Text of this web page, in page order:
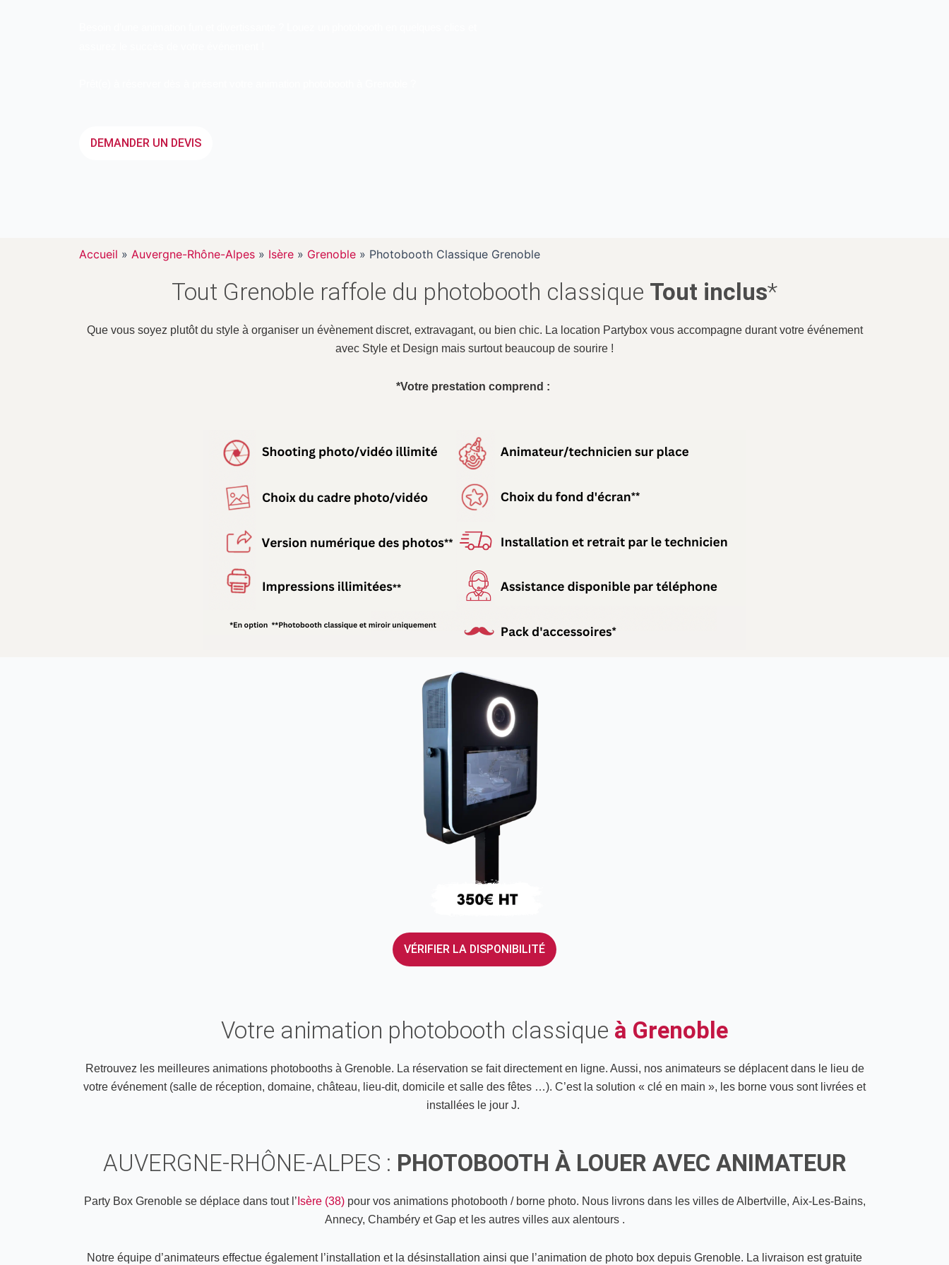
DEMANDER UN DEVIS
Accueil » Auvergne-Rhône-Alpes » Isère » Grenoble » Photobooth Classique Grenoble
Tout Grenoble raffole du photobooth classique Tout inclus*
Que vous soyez plutôt du style à organiser un évènement discret, extravagant, ou bien chic. La location Partybox vous accompagne durant votre événement
avec Style et Design mais surtout beaucoup de sourire !
*Votre prestation comprend :
VÉRIFIER LA DISPONIBILITÉ
Votre animation photobooth classique à Grenoble
Retrouvez les meilleures animations photobooths à Grenoble. La réservation se fait directement en ligne. Aussi, nos animateurs se déplacent dans le lieu de
votre événement (salle de réception, domaine, château, lieu-dit, domicile et salle des fêtes …). C’est la solution « clé en main », les borne vous sont livrées et
installées le jour J.
AUVERGNE-RHÔNE-ALPES : PHOTOBOOTH À LOUER AVEC ANIMATEUR
Party Box Grenoble se déplace dans tout l’ Isère (38)pour vos animations photobooth / borne photo. Nous livrons dans les villes de Albertville, Aix-Les-Bains,
Annecy, Chambéry et Gap et les autres villes aux alentours .
Notre équipe d’animateurs effectue également l’installation et la désinstallation ainsi que l’animation de photo box depuis Grenoble. La livraison est gratuite